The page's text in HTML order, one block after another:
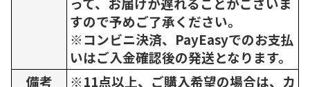
すので予めご了承ください。
※コンビニ決済、PayEasyでのお支払
いはご入金確認後の発送となります。
備考
※11点以上、ご購入希望の場合は、カ